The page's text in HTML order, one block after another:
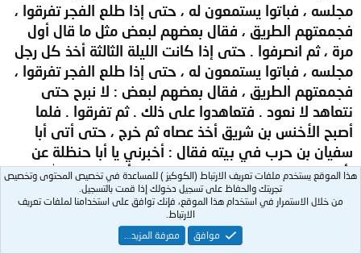
مجلسه ، فباتوا يستمعون له ، حتى إذا طلع الفجر تفرقوا ،
فجمعتهم الطريق ، فقال بعضهم لبعض مثل ما قال أول
مرة ، ثم انصرفوا . حتى إذا كانت الليلة الثالثة أخذ كل رجل
مجلسه ، فباتوا يستمعون له ، حتى إذا طلع الفجر تفرقوا ،
فجمعتهم الطريق ، فقال بعضهم لبعض : لا نبرح حتى
نتعاهد لا نعود . فتعاهدوا على ذلك . ثم تفرقوا . فلما
أصبح الأخنس بن شريق أخذ عصاه ثم خرج ، حتى أتى أبا
سفيان بن حرب في بيته فقال : أخبرني يا أبا حنظلة عن
رأيك فيما سمعت من محمد ؟ قال : يا أبا ثعلبه ، والله لقد
سمعت أشياء أعرفها وأعرف ما يُراد بها ، وسمعت أشياء ما
عرفت معناها ولا ما يُراد بها . قال ألخنس : وأنا والذي
حَلَفْتَ به ! . قال : ثم خرج من عنده حتى أتى أبا جهل ،
هذا الموقع يستخدم ملفات تعريف الارتباط (الكوكيز ) للمساعدة في تخصيص المحتوى وتخصيص
تجربتك والحفاظ على تسجيل دخولك إذا قمت بالتسجيل.
من خلال الاستمرار في استخدام هذا الموقع، فإنك توافق على استخدامنا لملفات تعريف
الارتباط.
موافق
معرفة المزيد...